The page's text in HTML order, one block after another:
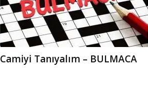
Camiyi Tanıyalım – BULMACA